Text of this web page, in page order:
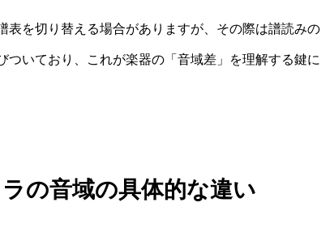
を切り替える場合がありますが、その際は譜読みの
いており、これが楽器の「音域差」を理解する鍵に
の音域の具体的な違い